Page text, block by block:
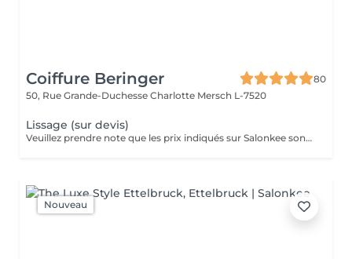
Coiffure Beringer
80
50, Rue Grande-Duchesse Charlotte Mersch L-7520
Lissage (sur devis)
Veuillez prendre note que les prix indiqués sur Salonkee sont communiqués à titre informatif et s'entendent de base. Ces derniers sont susceptibles de varier selon le diagnostic réalisé à votre arrivée au salon et l'expertise du professionnel à qui vous confiez votre beauté. Dans tous les cas, un devis précis vous sera proposé et toutes réalisations de prestations seront effectuées avec votre accord. Un grand merci d'avance pour votre compréhension. Au plaisir de vous recevoir très vite.
Nouveau